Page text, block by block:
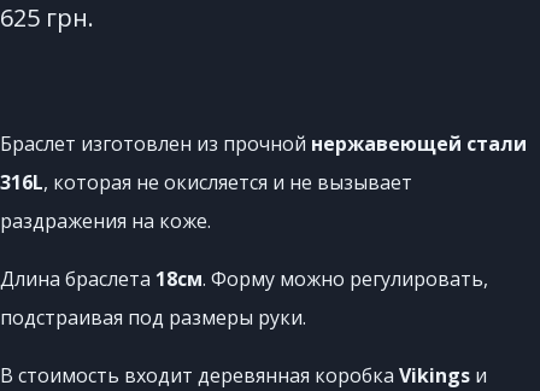
625 грн.
Браслет изготовлен из прочной нержавеющей стали
316L, которая не окисляется и не вызывает
раздражения на коже.
Длина браслета 18см. Форму можно регулировать,
подстраивая под размеры руки.
В стоимость входит деревянная коробка Vikings и